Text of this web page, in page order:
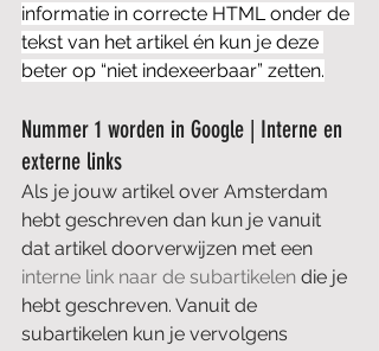
informatie in correcte HTML onder de
tekst van het artikel én kun je deze
beter op “niet indexeerbaar” zetten.
Nummer 1 worden in Google | Interne en
externe links
Als je jouw artikel over Amsterdam
hebt geschreven dan kun je vanuit
dat artikel doorverwijzen met een
interne link naar de subartikelen die je
hebt geschreven. Vanuit de
subartikelen kun je vervolgens